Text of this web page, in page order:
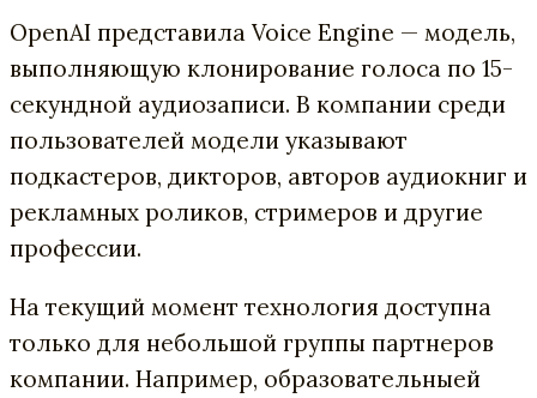
OpenAI представила Voice Engine — модель,
выполняющую клонирование голоса по 15-
секундной аудиозаписи. В компании среди
пользователей модели указывают
подкастеров, дикторов, авторов аудиокниг и
рекламных роликов, стримеров и другие
профессии.
На текущий момент технология доступна
только для небольшой группы партнеров
компании. Например, образовательныей